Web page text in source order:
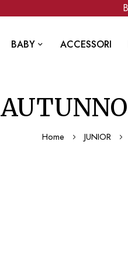
BABY ACCESSORI
Home JUNIOR